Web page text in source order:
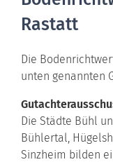
Rastatt
Die
unten genannten
Die Städte Bühl
Bühlertal,
Sinzheim bilden